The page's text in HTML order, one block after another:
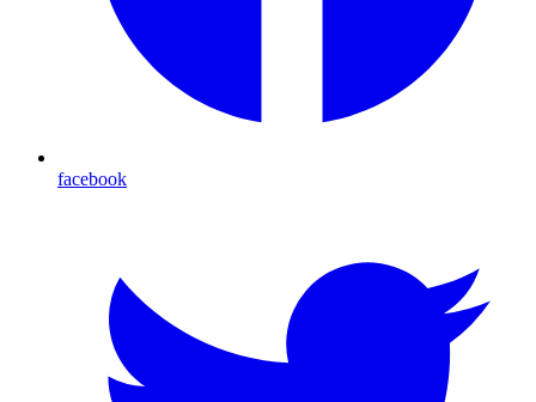
facebook